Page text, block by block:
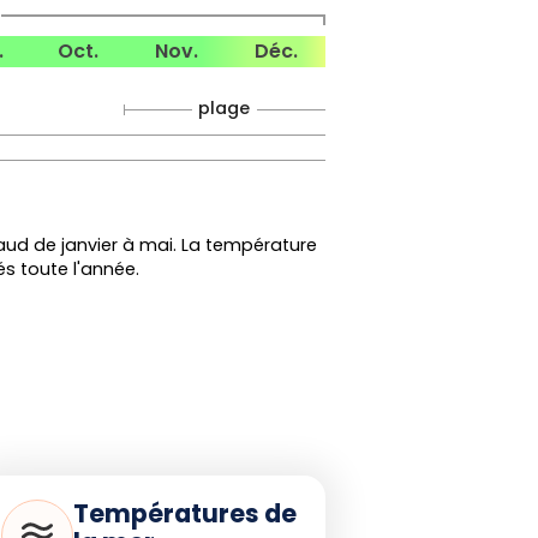
Oct. Nov. Déc.
plage
de janvier à mai. La température
toute l'année.
Températures de